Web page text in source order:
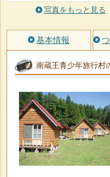
写真をもっと見る
基本情報
南蔵王青少年旅行村